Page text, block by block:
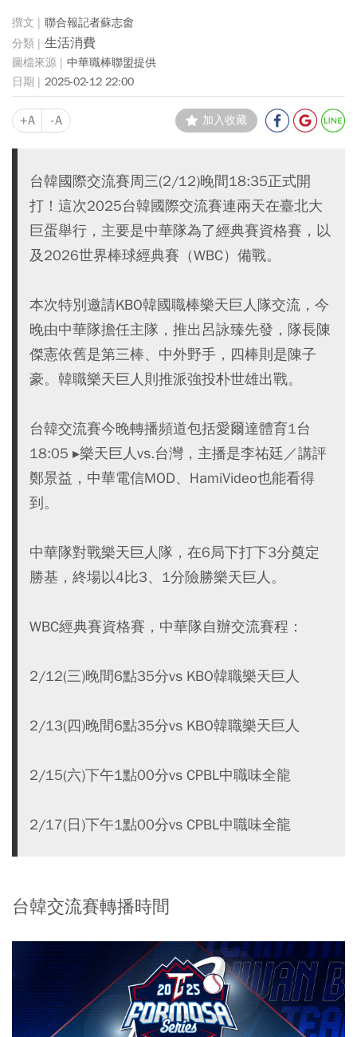
聯合報記者蘇志畬
生活消費
中華職棒聯盟提供
2025-02-12 22:00
+A -A 加入收藏
台韓國際交流賽周三(2/12)晚間18:35正式開
打！這次2025台韓國際交流賽連兩天在臺北大
巨蛋舉行，主要是中華隊為了經典賽資格賽，以
及2026世界棒球經典賽（WBC）備戰。
本次特別邀請KBO韓國職棒樂天巨人隊交流，今
晚由中華隊擔任主隊，推出呂詠臻先發，隊長陳
傑憲依舊是第三棒、中外野手，四棒則是陳子
豪。韓職樂天巨人則推派強投朴世雄出戰。
台韓交流賽今晚轉播頻道包括愛爾達體育1台
18:05 ▸樂天巨人vs.台灣，主播是李祐廷／講評
鄭景益，中華電信MOD、HamiVideo也能看得
到。
中華隊對戰樂天巨人隊，在6局下打下3分奠定
勝基，終場以4比3、1分險勝樂天巨人。
WBC經典賽資格賽，中華隊自辦交流賽程：
2/12(三)晚間6點35分vs KBO韓職樂天巨人
2/13(四)晚間6點35分vs KBO韓職樂天巨人
2/15(六)下午1點00分vs CPBL中職味全龍
2/17(日)下午1點00分vs CPBL中職味全龍
台韓交流賽轉播時間